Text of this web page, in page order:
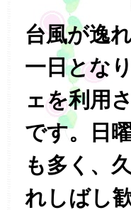
台風が逸
一日とな
ェを利用
です。日
も多く、
れしばし